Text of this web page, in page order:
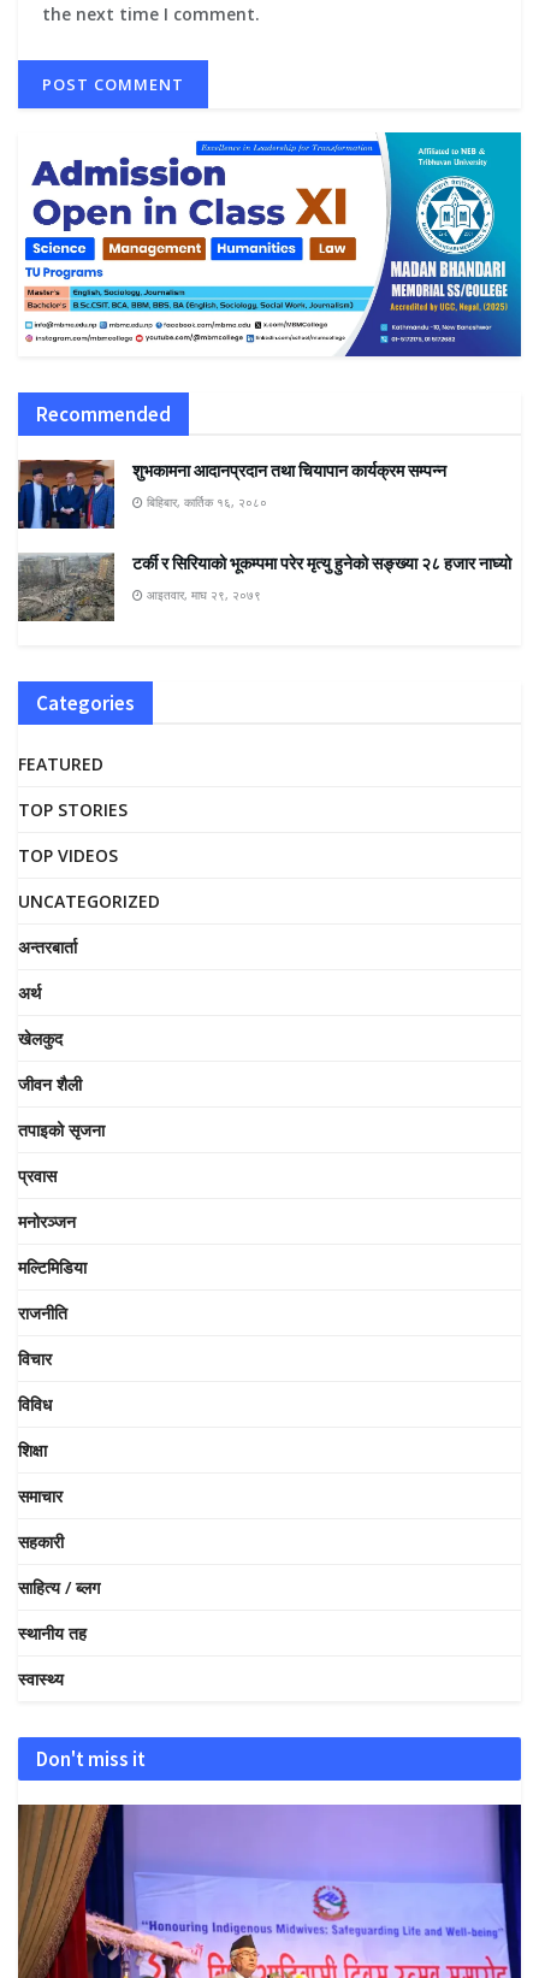
the next time I comment.
Recommended
शुभकामना आदानप्रदान तथा चियापान कार्यक्रम सम्पन्न
बिहिबार, कार्तिक १६, २०८०
टर्की र सिरियाको भूकम्पमा परेर मृत्यु हुनेको सङ्ख्या २८ हजार नाघ्यो
आइतवार, माघ २९, २०७९
Categories
FEATURED
TOP STORIES
TOP VIDEOS
UNCATEGORIZED
अन्तरबार्ता
अर्थ
खेलकुद
जीवन शैली
तपाइको सृजना
प्रवास
मनोरञ्जन
मल्टिमिडिया
राजनीति
विचार
विविध
शिक्षा
समाचार
सहकारी
साहित्य / ब्लग
स्थानीय तह
स्वास्थ्य
Don't miss it